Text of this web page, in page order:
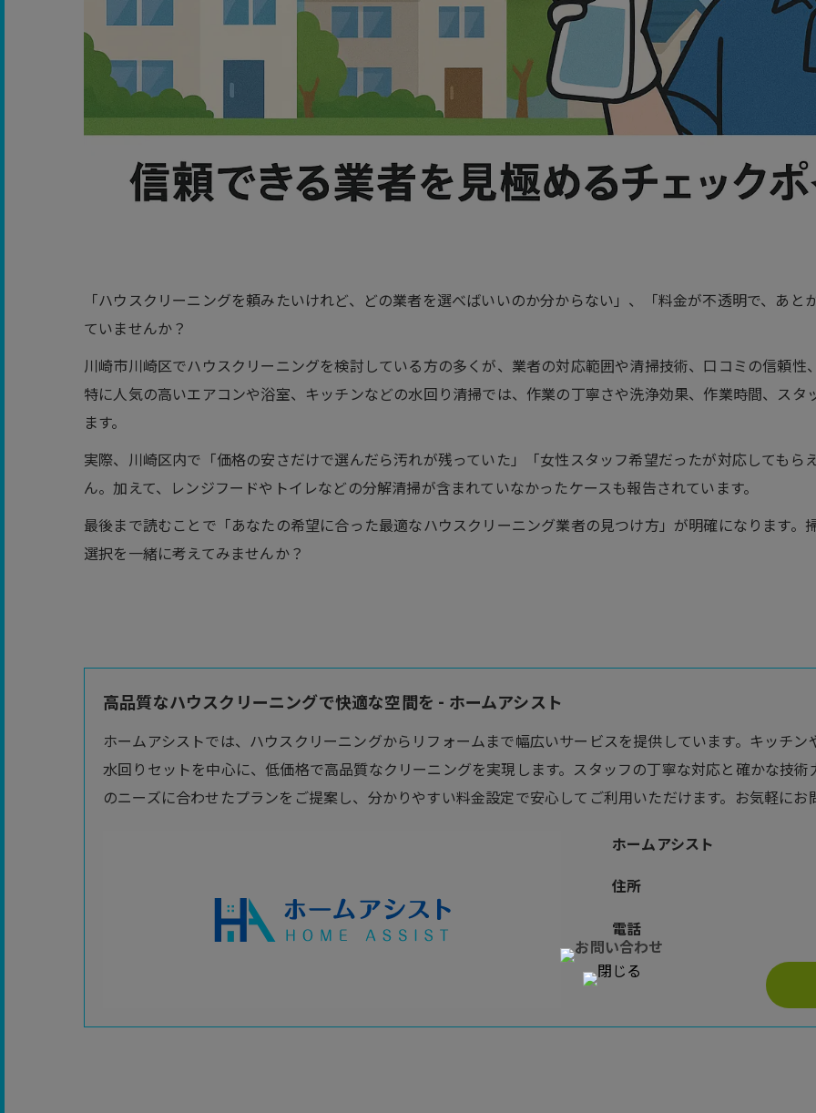
「ハウスクリーニングを頼みたいけれど、どの業者を選べばいいのか分からない」、「料金が不透明で、あ
ていませんか？
川崎市川崎区でハウスクリーニングを検討している方の多くが、業者の対応範囲や清掃技術、口コミの信頼性
特に人気の高いエアコンや浴室、キッチンなどの水回り清掃では、作業の丁寧さや洗浄効果、作業時間、スタ
ます。
実際、川崎区内で「価格の安さだけで選んだら汚れが残っていた」「女性スタッフ希望だったが対応してもら
ん。加えて、レンジフードやトイレなどの分解清掃が含まれていなかったケースも報告されています。
最後まで読むことで「あなたの希望に合った最適なハウスクリーニング業者の見つけ方」が明確になります。
選択を一緒に考えてみませんか？
高品質なハウスクリーニングで快適な空間を - ホームアシスト
ホームアシストでは、ハウスクリーニングからリフォームまで幅広いサービスを提供しています。キッチ
水回りセットを中心に、低価格で高品質なクリーニングを実現します。スタッフの丁寧な対応と確かな技
のニーズに合わせたプランをご提案し、分かりやすい料金設定で安心してご利用いただけます。お気軽にお
ホームアシスト
住所
電話